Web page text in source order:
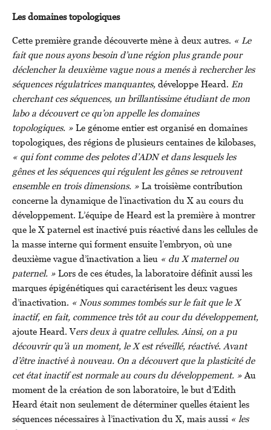
Les domaines topologiques
Cette première grande découverte mène à deux autres. « Le
fait que nous ayons besoin d’une région plus grande pour
déclencher la deuxième vague nous a menés à rechercher les
séquences régulatrices manquantes,développe Heard. En
cherchant ces séquences, un brillantissime étudiant de mon
labo a découvert ce qu’on appelle les domaines
topologiques. »Le génome entier est organisé en domaines
topologiques, des régions de plusieurs centaines de kilobases,
« qui font comme des pelotes d’ADN et dans lesquels les
gênes et les séquences qui régulent les gênes se retrouvent
ensemble en trois dimensions. »La troisième contribution
concerne la dynamique de l’inactivation du X au cours du
développement. L’équipe de Heard est la première à montrer
que le X paternel est inactivé puis réactivé dans les cellules de
la masse interne qui forment ensuite l’embryon, où une
deuxième vague d’inactivation a lieu « du X maternel ou
paternel. »Lors de ces études, la laboratoire définit aussi les
marques épigénétiques qui caractérisent les deux vagues
d’inactivation. « Nous sommes tombés sur le fait que le X
inactif, en fait, commence très tôt au cour du développement,
ajoute Heard. Vers deux à quatre cellules. Ainsi, on a pu
découvrir qu’à un moment, le X est réveillé, réactivé. Avant
d’être inactivé à nouveau. On a découvert que la plasticité de
cet état inactif est normale au cours du développement. »Au
moment de la création de son laboratoire, le but d’Edith
Heard était non seulement de déterminer quelles étaient les
séquences nécessaires à l’inactivation du X, mais aussi « les